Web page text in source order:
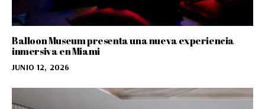
Balloon Museum presenta una nueva experiencia
inmersiva en Miami
JUNIO 12, 2026